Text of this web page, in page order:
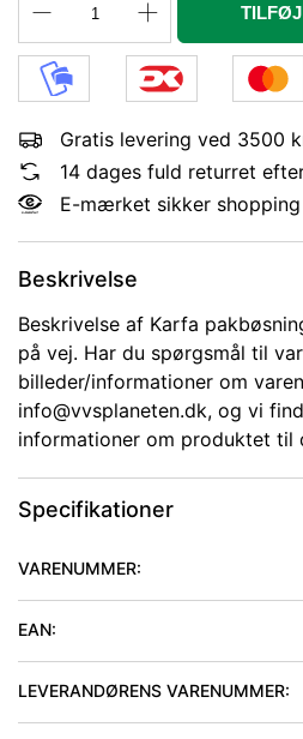
Gratis levering ved 3500
14 dages fuld returret
E-mærket sikker shopping
Beskrivelse
Beskrivelse af Karfa
på vej. Har du spørgsmål til
billeder/informationer om
info@vvsplaneten.dk, og vi
informationer om produktet til
Specifikationer
VARENUMMER:
EAN:
LEVERANDØRENS VARENUMMER: